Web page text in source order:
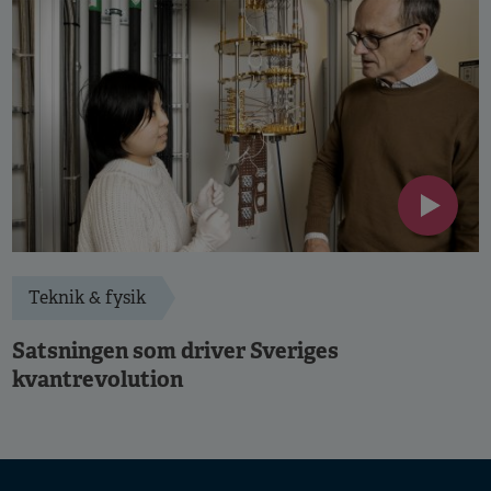
Teknik & fysik
Satsningen som driver Sveriges
kvantrevolution